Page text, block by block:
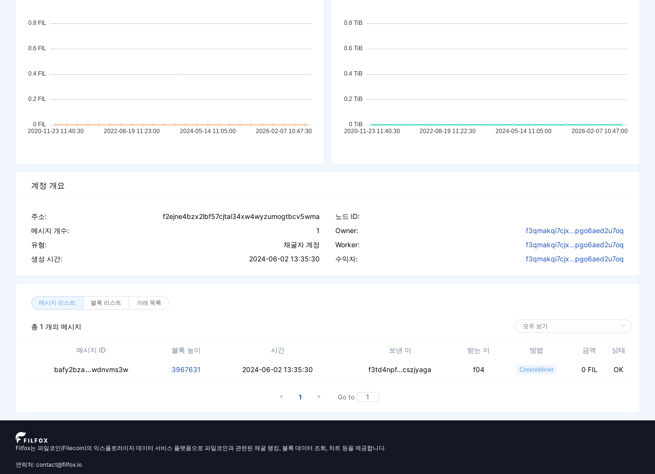
계정 개요
주소:
f2ejne4bzx2lbf57cjtal34xw4wyzumogtbcv5wma
메시지 개수:
1
유형:
채굴자 계정
생성 시간:
2024-06-02 13:35:30
노드 ID:
Owner:
f3qmakqi7cjx...pgo6aed2u7oq
Worker:
f3qmakqi7cjx...pgo6aed2u7oq
수익자:
f3qmakqi7cjx...pgo6aed2u7oq
메시지 리스트 블록 리스트 거래 목록
총 1 개의 메시지
메시지 ID 블록 높이 시간 보낸 이 받는 이 방법 금액 상태
bafy2bza cedns2xjsg6u5vpitegvtxqwgmkbekrp26rersgfkhkimf
wdnvms3w 3967631 2024-06-02 13:35:30 f3td4npf...cszjyaga f04 CreateMiner 0 FIL OK
1 Go to
Filfox는 파일코인(Filecoin)의 익스플로러이자 데이터 서비스 플랫폼으로 파일코인과 관련된 채굴 랭킹, 블록 데이터 조회, 차트 등을 제공합니다.
연락처: contact@filfox.io